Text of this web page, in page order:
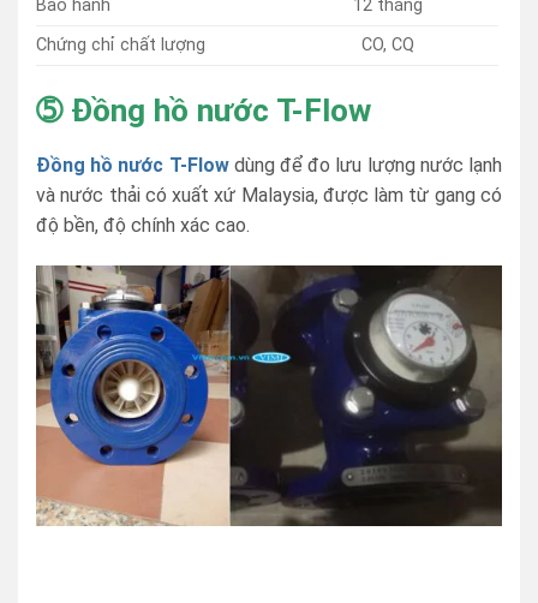
Bảo hành
12 tháng
Chứng chỉ chất lượng
CO, CQ
➄ Đồng hồ nước T-Flow
Đồng hồ nước T-Flowdùng để đo lưu lượng nước lạnh
và nước thải có xuất xứ Malaysia, được làm từ gang có
độ bền, độ chính xác cao.